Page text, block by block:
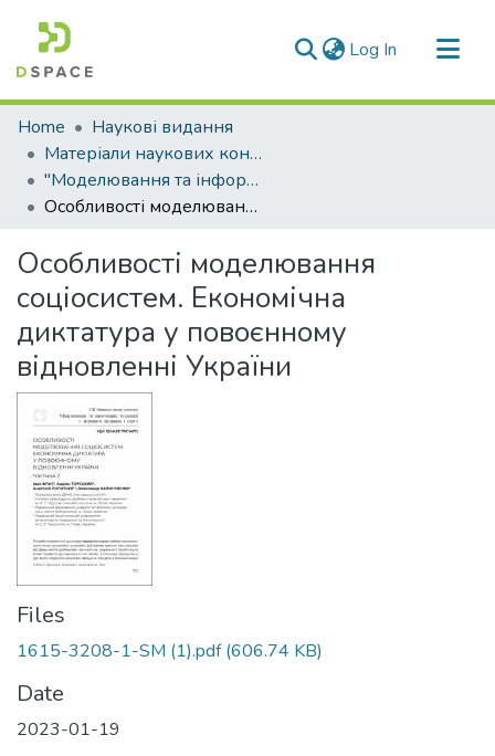
Log In (current)
Communities & Collections
All of DSpace
Statistics
Home
Наукові видання
Матеріали наукових конференцій
"Моделювання та інформаційні технології у фізичному вихованні і спорті"
Особливості моделювання соціосистем. Економічна диктатура у повоєнному відновленні України
Особливості моделювання
соціосистем. Економічна
диктатура у повоєнному
відновленні України
Files
1615-3208-1-SM (1).pdf(606.74 KB)
Date
2023-01-19